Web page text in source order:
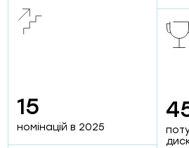
15
2
номінацій в 2025